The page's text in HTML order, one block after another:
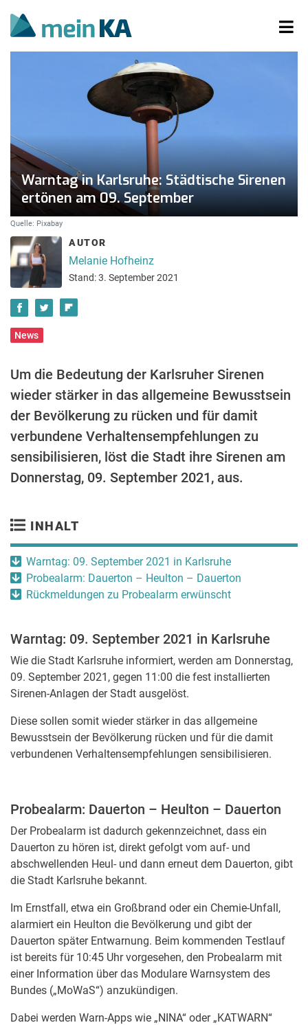
Warntag in Karlsruhe: Städtische Sirenen
ertönen am 09. September
Quelle: Pixabay
AUTOR
Melanie Hofheinz
Stand: 3. September 2021
News
Um die Bedeutung der Karlsruher Sirenen
wieder stärker in das allgemeine Bewusstsein
der Bevölkerung zu rücken und für damit
verbundene Verhaltensempfehlungen zu
sensibilisieren, löst die Stadt ihre Sirenen am
Donnerstag, 09. September 2021, aus.
INHALT
Warntag: 09. September 2021 in Karlsruhe
Probealarm: Dauerton – Heulton – Dauerton
Rückmeldungen zu Probealarm erwünscht
Warntag: 09. September 2021 in Karlsruhe
Wie die Stadt Karlsruhe informiert, werden am Donnerstag,
09. September 2021, gegen 11:00 die fest installierten
Sirenen-Anlagen der Stadt ausgelöst.
Diese sollen somit wieder stärker in das allgemeine
Bewusstsein der Bevölkerung rücken und für die damit
verbundenen Verhaltensempfehlungen sensibilisieren.
Probealarm: Dauerton – Heulton – Dauerton
Der Probealarm ist dadurch gekennzeichnet, dass ein
Dauerton zu hören ist, direkt gefolgt vom auf- und
abschwellenden Heul- und dann erneut dem Dauerton, gibt
die Stadt Karlsruhe bekannt.
Im Ernstfall, etwa ein Großbrand oder ein Chemie-Unfall,
alarmiert ein Heulton die Bevölkerung und gibt der
Dauerton später Entwarnung. Beim kommenden Testlauf
ist bereits für 10:45 Uhr vorgesehen, den Probealarm mit
einer Information über das Modulare Warnsystem des
Bundes („MoWaS“) anzukündigen.
Dabei werden Warn-Apps wie „NINA“ oder „KATWARN“